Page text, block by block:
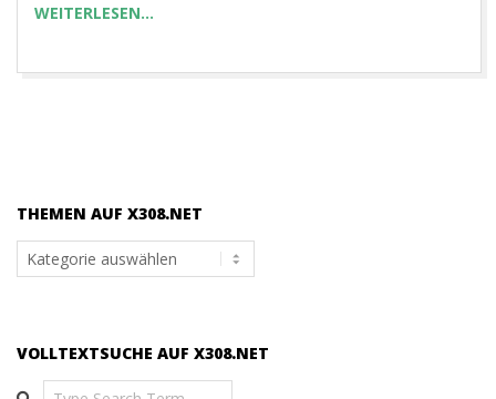
WEITERLESEN…
THEMEN AUF X308.NET
Themen
auf
VOLLTEXTSUCHE AUF X308.NET
Search